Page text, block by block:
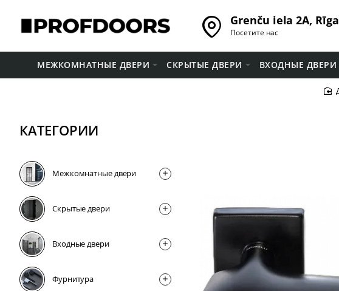
Grenču iela 2A, Rīga
Посетите нас
МЕЖКОМНАТНЫЕ ДВЕРИ СКРЫТЫЕ ДВЕРИ ВХОДНЫЕ ДВЕРИ
КАТЕГОРИИ
Межкомнатные двери
Скрытые двери
Входные двери
Фурнитура